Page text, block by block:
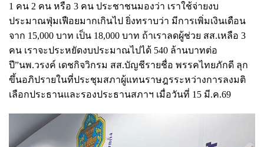
1 คน 2 คน หรือ 3 คน ประชาชนมองว่า เราใช้จ่ายงบ
ประมาณฟุ่มเฟือยมากเกินไป ยิ่งทราบว่า มีการเพิ่มเงินเดือน
จาก 15,000 บาท เป็น 18,000 บาท ถ้าเราลดผู้ช่วย สส.เหลือ 3
คน เราจะประหยัดงบประมาณไปได้ 540 ล้านบาทต่อ
ปี”นพ.วรงค์ เดชกิจวิกรม สส.บัญชีรายชื่อ พรรคไทยภักดี ลุก
ขึ้นอภิปรายในที่ประชุมสภาผู้แทนราษฎรระหว่างการลงมติ
เลือกประธานและรองประธานสภาฯ เมื่อวันที่ 15 มี.ค.69